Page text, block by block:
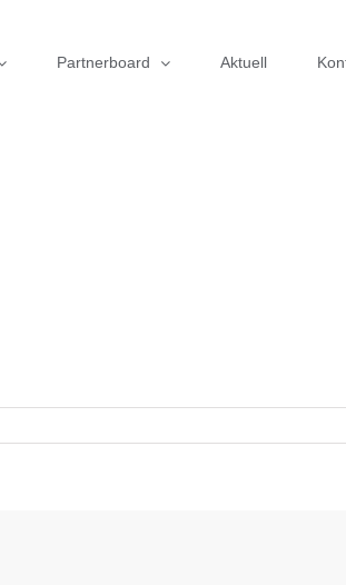
Partnerboard Aktuell